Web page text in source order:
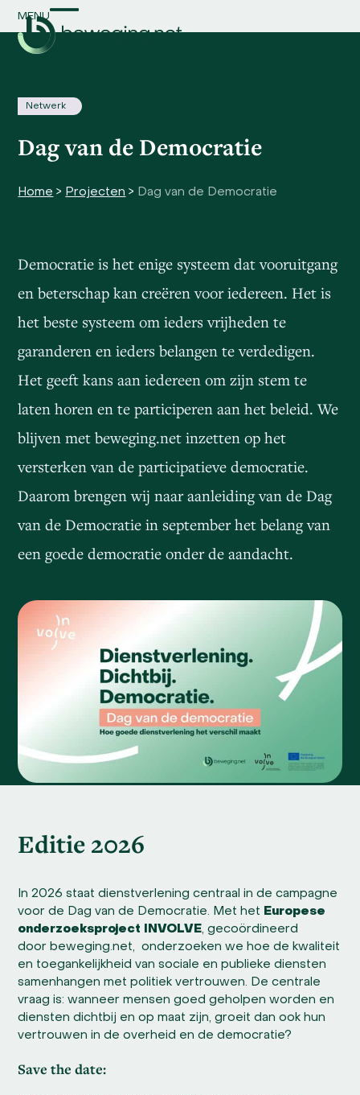
content
MENU
Open
Close
Netwerk
Dag van de Democratie
Home > Projecten > Dag van de Democratie
Democratie is het enige systeem dat vooruitgang
en beterschap kan creëren voor iedereen. Het is
het beste systeem om ieders vrijheden te
garanderen en ieders belangen te verdedigen.
Het geeft kans aan iedereen om zijn stem te
laten horen en te participeren aan het beleid. We
blijven met beweging.net inzetten op het
versterken van de participatieve democratie.
Daarom brengen wij naar aanleiding van de Dag
van de Democratie in september het belang van
een goede democratie onder de aandacht.
Editie 2026
In 2026 staat dienstverlening centraal in de campagne
voor de Dag van de Democratie. Met het Europese
onderzoeksproject INVOLVE , gecoördineerd
door beweging.net, onderzoeken we hoe de kwaliteit
en toegankelijkheid van sociale en publieke diensten
samenhangen met politiek vertrouwen. De centrale
vraag is: wanneer mensen goed geholpen worden en
diensten dichtbij en op maat zijn, groeit dan ook hun
vertrouwen in de overheid en de democratie?
Save the date: